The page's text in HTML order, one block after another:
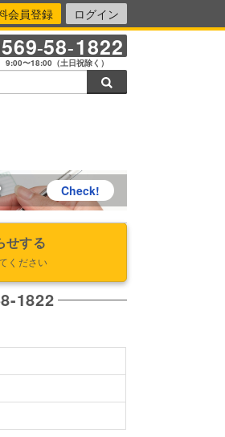
会員登録 ログイン
-58-1822
〜18:00（土日祝除く）
Check!
せする
ください
1822